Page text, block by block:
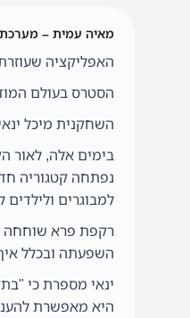
מאיה עמית – מערכת
האפליקציה שעוזרת
הסטרס בעולם
השחקנית מיכל ינאי
בימים אלה, לאור
נפתחה קטגוריה
למבוגרים
רקפת פרא שוחחה
השפעתה ובכלל
ינאי מספרת כי
היא מאפשרת